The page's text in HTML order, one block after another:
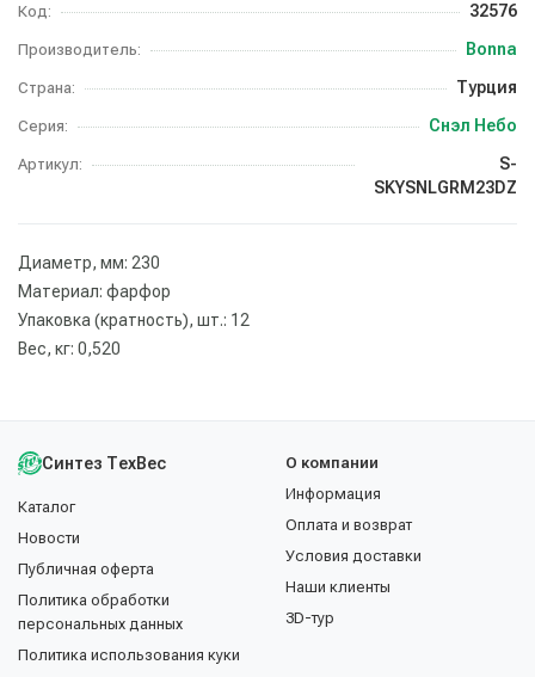
Код: 32576
Производитель: Bonna
Страна: Турция
Серия: Снэл Небо
Артикул:
S-
SKYSNLGRM23DZ
Диаметр, мм: 230
Материал: фарфор
Упаковка (кратность), шт.: 12
Вес, кг: 0,520
Синтез ТехВес
Каталог
Новости
Публичная оферта
Политика обработки
персональных данных
Политика использования куки
О компании
Информация
Оплата и возврат
Условия доставки
Наши клиенты
3D-тур